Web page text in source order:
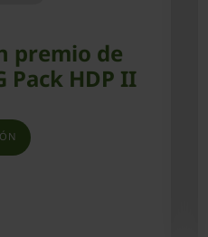
premio de
Pack HDP II